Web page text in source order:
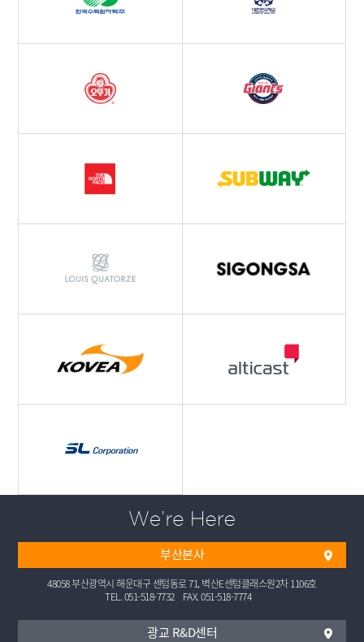
부산본사
48058 ​부산광역시 해운대구 센텀동로 71, 벽산E센텀클래스원2차 1106호
TEL. 051-518-7732​
FAX. 051-518-7774
광교 R&D센터